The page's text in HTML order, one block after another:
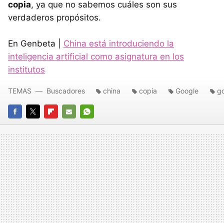
copia, ya que no sabemos cuáles son sus
verdaderos propósitos.
En Genbeta | China está introduciendo la
inteligencia artificial como asignatura en los
institutos
FACEBOOK
TWITTERFLIPBOARD
E-
MAIL
WHATSAPP
TEMAS Buscadores china copia Google